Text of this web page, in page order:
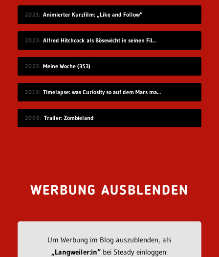
2021 Animierter Kurzfilm: „Like and Follow“
2023 Alfred Hitchcock als Bösewicht in seinen Filmen
2022 Meine Woche (353)
2013 Timelapse: was Curiosity so auf dem Mars macht
2009 Trailer: Zombieland
WERBUNG AUSBLENDEN
Um Werbung im Blog auszublenden, als
„Langweiler:in“bei Steady einloggen: